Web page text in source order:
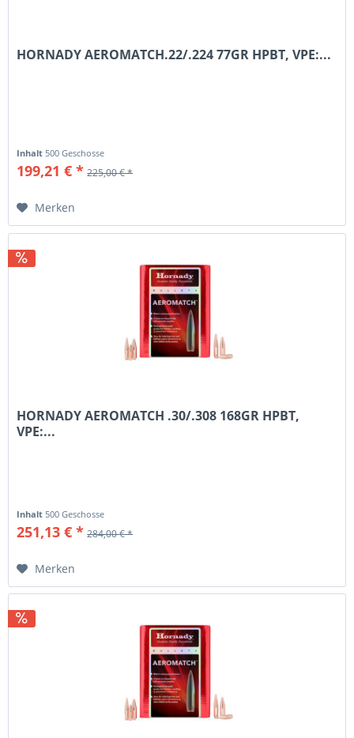
HORNADY AEROMATCH.22/.224 77GR HPBT, VPE:...
Inhalt 500 Geschosse
199,21 € * 225,00 € *
Merken
HORNADY AEROMATCH .30/.308 168GR HPBT,
VPE:...
Inhalt 500 Geschosse
251,13 € * 284,00 € *
Merken